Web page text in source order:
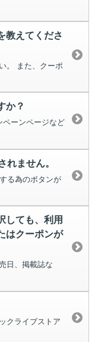
教えてくださ
。 また、クーポ
か？
ペーンページなど
れません。
る為のボタンが
しても、利用
はクーポンが
日、掲載誌な
クライブストア